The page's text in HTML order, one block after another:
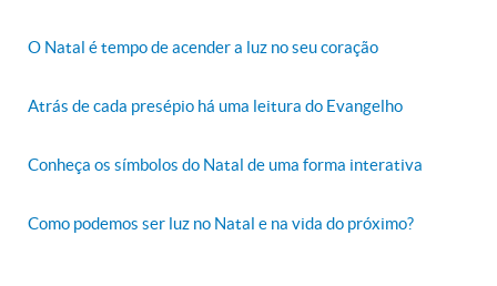
O Natal é tempo de acender a luz no seu coração
Atrás de cada presépio há uma leitura do Evangelho
Conheça os símbolos do Natal de uma forma interativa
Como podemos ser luz no Natal e na vida do próximo?